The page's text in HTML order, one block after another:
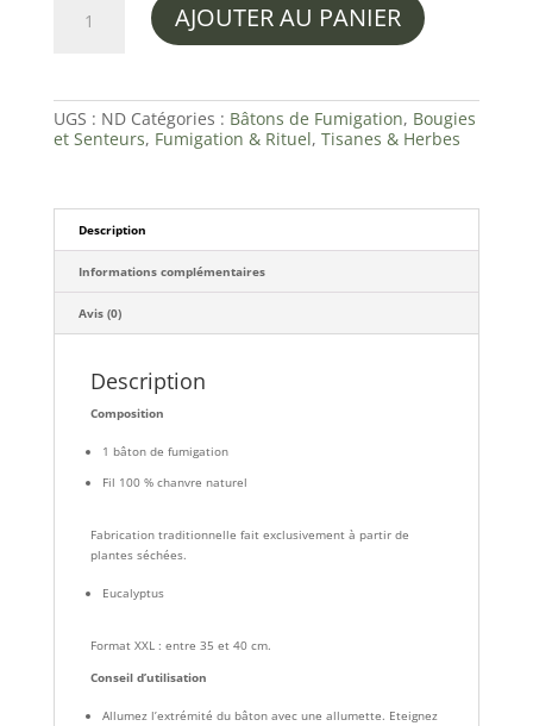
XXL
AJOUTER AU PANIER
UGS : ND Catégories : Bâtons de Fumigation, Bougies
et Senteurs, Fumigation & Rituel, Tisanes & Herbes
Description
Informations complémentaires
Avis (0)
Description
Composition
1 bâton de fumigation
Fil 100 % chanvre naturel
Fabrication traditionnelle fait exclusivement à partir de
plantes séchées.
Eucalyptus
Format XXL : entre 35 et 40 cm.
Conseil d’utilisation
Allumez l’extrémité du bâton avec une allumette. Eteignez